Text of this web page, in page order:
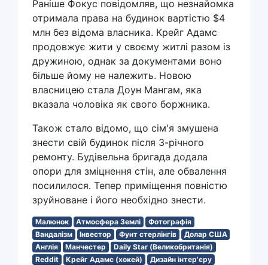
Раніше Фокус повідомляв, що незнайомка
отримала права на будинок вартістю $4
млн без відома власника. Крейг Адамс
продовжує жити у своєму житлі разом із
дружиною, однак за документами воно
більше йому не належить. Новою
власницею стала Доун Мангам, яка
вказала чоловіка як свого боржника.
Також стало відомо, що сім'я змушена
знести свій будинок після 3-річного
ремонту. Будівельна бригада додала
опори для зміцнення стін, але обвалення
посилилося. Тепер приміщення повністю
зруйноване і його необхідно знести.
Малюнок Атмосфера Землі
Фотографія
Вандалізм
Інвестор Фунт стерлінгів
Долар США
Англія
Манчестер
Daily Star (Великобританія)
Reddit
Крейг Адамс (хокей)
Дизайн інтер'єру